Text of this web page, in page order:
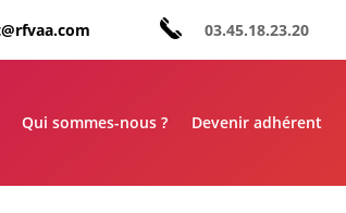
03.45.18.23.20
Qui sommes-nous ? Devenir adhérent